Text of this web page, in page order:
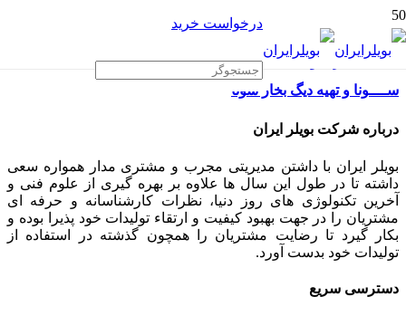
درخواست خرید
ســــونا و تهیه دیگ بخار سونا
درباره شرکت بویلر ایران
بویلر ایران با داشتن مدیریتی مجرب و مشتری مدار همواره سعی
داشته تا در طول این سال ها علاوه بر بهره گیری از علوم فنی و
آخرین تکنولوژی های روز دنیا، نظرات کارشناسانه و حرفه ای
مشتریان را در جهت بهبود کیفیت و ارتقاء تولیدات خود پذیرا بوده و
بکار گیرد تا رضایت مشتریان را همچون گذشته در استفاده از
تولیدات خود بدست آورد.
دسترسی سریع